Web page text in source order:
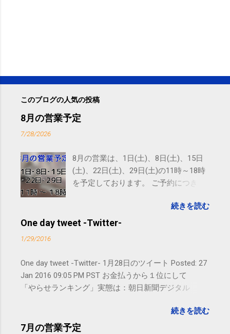
このブログの人気の投稿
8月の営業予定
7/28/2026
8月の営業は、1日(土)、8日(土)、15日
(土)、22日(土)、29日(土)の11時～18時
を予定しております。 ご予約につきま
す。 電話に出られないことがあります
ので、ご予約、お問い合わせは
続きを読む
One day tweet -Twitter-
1/29/2016
One day tweet -Twitter- 1月28日のツイート Posted: 27
Jan 2016 09:05 PM PST お金払うから１位にして
「やらせランキング」実態は：朝日新聞デジタル
to email updates from サクマフィジカルコンディショ
ニング(@SPCstyle) - Twilog . To stop receiving these
続きを読む
7月の営業予定